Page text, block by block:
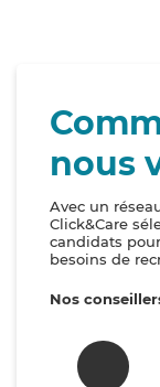
nous
Avec un
Click&Care
candidats
besoins de
Nos